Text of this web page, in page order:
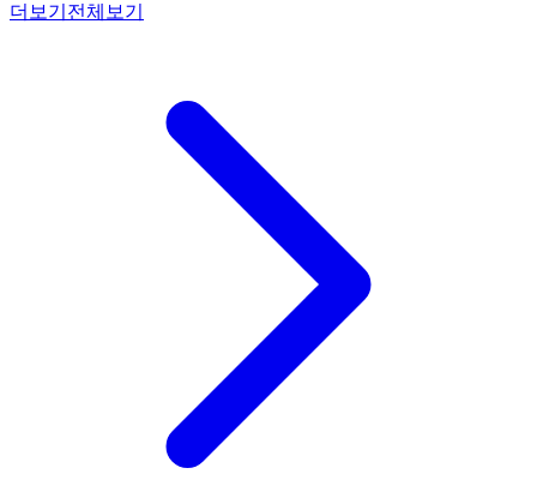
더보기 전체보기